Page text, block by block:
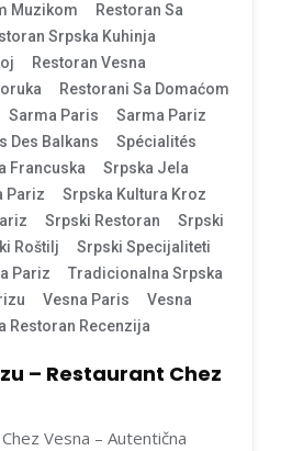
Muzikom
Restoran Sa
Srpska Kuhinja
Restoran Vesna
Restorani Sa Domaćom
Sarma Paris
Sarma Pariz
Des Balkans
Spécialités
Francuska
Srpska Jela
Pariz
Srpska Kultura Kroz
Srpski Restoran
Srpski
Roštilj
Srpski Specijaliteti
Pariz
Tradicionalna Srpska
Vesna Paris
Vesna
Restoran Recenzija
– Restaurant Chez
Vesna – Autentična